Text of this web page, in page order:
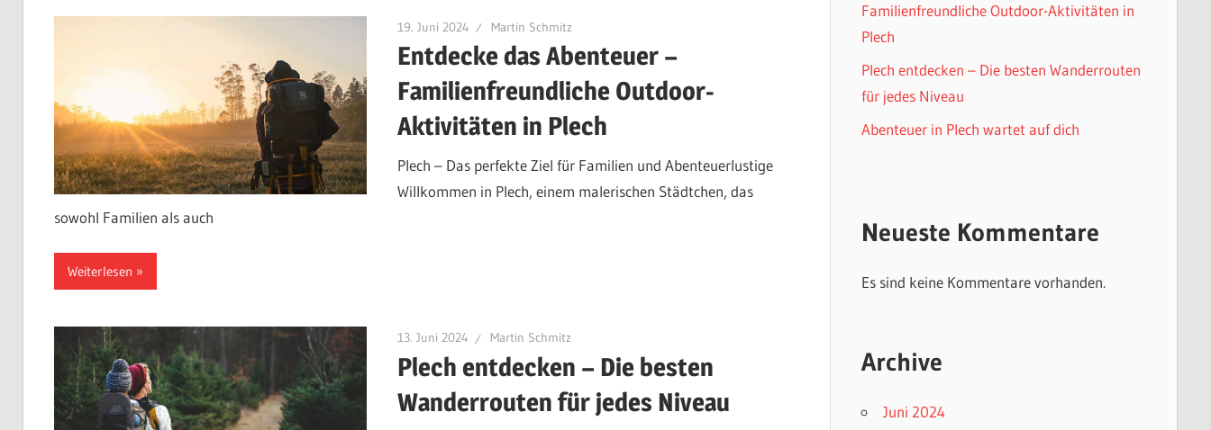
19. Juni 2024 Martin Schmitz
Entdecke das Abenteuer –
Familienfreundliche Outdoor-
Aktivitäten in Plech
Plech – Das perfekte Ziel für Familien und Abenteuerlustige
Willkommen in Plech, einem malerischen Städtchen, das
sowohl Familien als auch
Weiterlesen
13. Juni 2024 Martin Schmitz
Plech entdecken – Die besten
Wanderrouten für jedes Niveau
Familienfreundliche Outdoor-Aktivitäten in
Plech
Plech entdecken – Die besten Wanderrouten
für jedes Niveau
Abenteuer in Plech wartet auf dich
Neueste Kommentare
Es sind keine Kommentare vorhanden.
Archive
Juni 2024